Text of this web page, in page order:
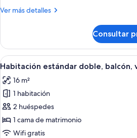
al
Ver más detalles
Más
junior,
balcón,
vistas
jardín
Consultar
Abrir
todas
las
fotos
de
Habitación
estándar
6
Habitación estándar doble, balcón,
16 m²
1 habitación
2 huéspedes
1 cama de matrimonio
Wifi gratis